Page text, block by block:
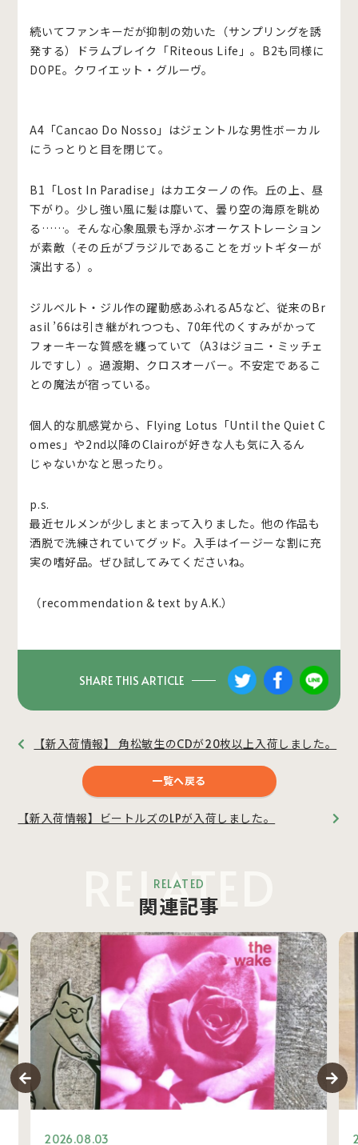
続いてファンキーだが抑制の効いた（サンプリングを誘
発する）ドラムブレイク「Riteous Life」。B2も同様に
DOPE。クワイエット・グルーヴ。
A4「Cancao Do Nosso」はジェントルな男性ボーカル
にうっとりと目を閉じて。
B1「Lost In Paradise」はカエターノの作。丘の上、昼
下がり。少し強い風に髪は靡いて、曇り空の海原を眺め
る……。そんな心象風景も浮かぶオーケストレーション
が素敵（その丘がブラジルであることをガットギターが
演出する）。
ジルベルト・ジル作の躍動感あふれるA5など、従来のBr
asil ’66は引き継がれつつも、70年代のくすみがかって
フォーキーな質感を纏っていて（A3はジョニ・ミッチェ
ルですし）。過渡期、クロスオーバー。不安定であるこ
との魔法が宿っている。
個人的な肌感覚から、Flying Lotus「Until the Quiet C
omes」や2nd以降のClairoが好きな人も気に入るん
じゃないかなと思ったり。
p.s.
最近セルメンが少しまとまって入りました。他の作品も
洒脱で洗練されていてグッド。入手はイージーな割に充
実の嗜好品。ぜひ試してみてくださいね。
（recommendation & text by A.K.）
SHARE THIS ARTICLE
【新入荷情報】 角松敏生のCDが20枚以上入荷しました。
一覧へ戻る
【新入荷情報】ビートルズのLPが入荷しました。
RELATED
RELATED
関連記事
2026.08.03